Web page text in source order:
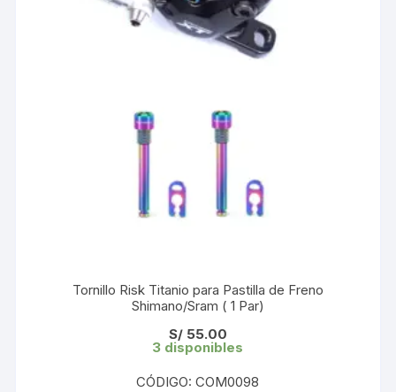
Tornillo Risk Titanio para Pastilla de Freno
Shimano/Sram ( 1 Par)
S/55.00
3 disponibles
CÓDIGO: COM0098